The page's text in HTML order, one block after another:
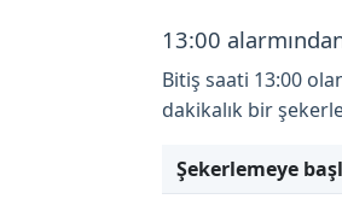
13:00
Bitiş saati 13:00
dakikalık bir
Şekerlemeye